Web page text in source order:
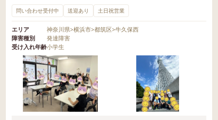
問い合わせ受付中 送迎あり 土日祝営業
エリア 神奈川県>横浜市>都筑区>牛久保西
障害種別
発達障害
受け入れ年齢小学生